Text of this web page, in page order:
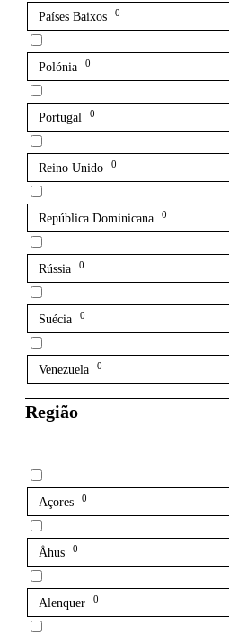
Países Baixos 0
Polónia 0
Portugal 0
Reino Unido 0
República Dominicana 0
Rússia 0
Suécia 0
Venezuela 0
Região
Açores 0
Åhus 0
Alenquer 0